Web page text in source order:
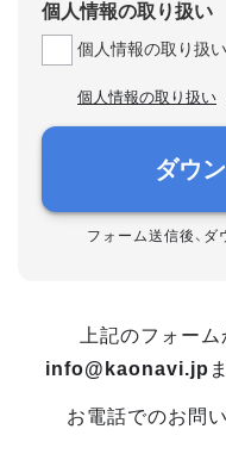
個人情報の取り扱い
個人情報の取り扱
個人情報の取り扱い
ダウ
フォーム送信後、
上記のフォーム
info@kaonavi.jp
お電話でのお問